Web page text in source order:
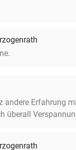
andere Erfahrung
überall